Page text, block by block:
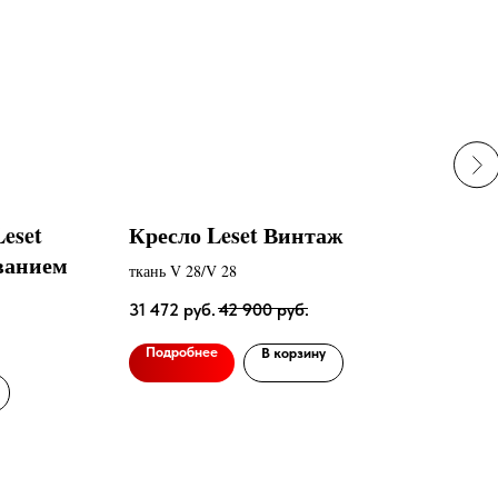
Кресло Leset Винтаж
ткань V 28/V 28
31 472 руб. 42 900 руб.
Подробнее В корзину